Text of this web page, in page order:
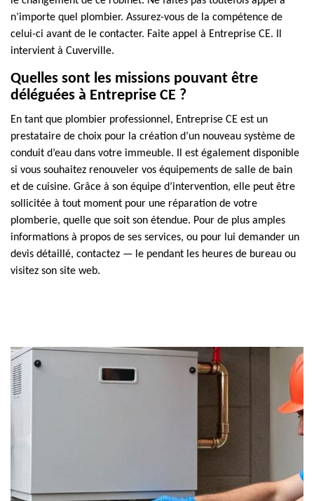
n’importe quel plombier. Assurez-vous de la compétence de
celui-ci avant de le contacter. Faite appel à Entreprise CE. Il
intervient à Cuverville.
Quelles sont les missions pouvant être
déléguées à Entreprise CE ?
En tant que plombier professionnel, Entreprise CE est un
prestataire de choix pour la création d’un nouveau système de
conduit d’eau dans votre immeuble. Il est également disponible
si vous souhaitez renouveler vos équipements de salle de bain
et de cuisine. Grâce à son équipe d’intervention, elle peut être
sollicitée à tout moment pour une réparation de votre
plomberie, quelle que soit son étendue. Pour de plus amples
informations à propos de ses services, ou pour lui demander un
devis détaillé, contactez — le pendant les heures de bureau ou
visitez son site web.